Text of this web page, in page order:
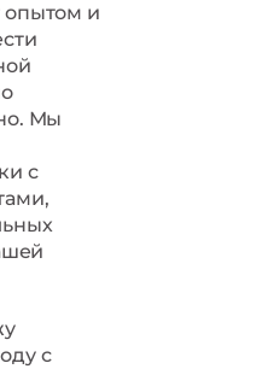
опытом и
Мы
с
с